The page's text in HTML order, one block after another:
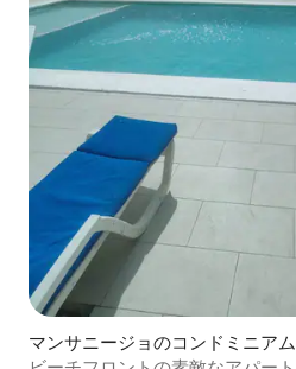
マンサニージョのコンドミニアム